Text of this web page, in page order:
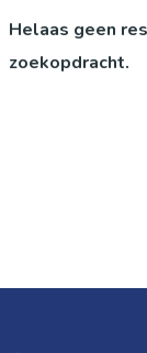
Helaas geen
zoekopdracht.